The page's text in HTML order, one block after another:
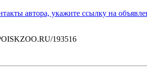
автора, укажите ссылку на
193516